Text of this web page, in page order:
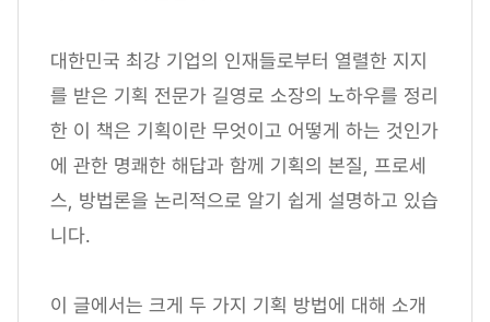
대한민국 최강 기업의 인재들로부터 열렬한 지지
를 받은 기획 전문가 길영로 소장의 노하우를 정리
한 이 책은 기획이란 무엇이고 어떻게 하는 것인가
에 관한 명쾌한 해답과 함께 기획의 본질, 프로세
스, 방법론을 논리적으로 알기 쉽게 설명하고 있습
니다.
이 글에서는 크게 두 가지 기획 방법에 대해 소개